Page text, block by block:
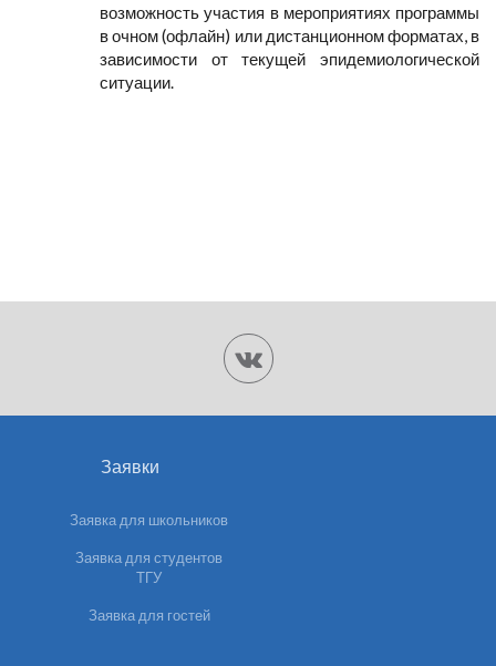
возможность участия в мероприятиях программы
в очном (офлайн) или дистанционном форматах, в
зависимости от текущей эпидемиологической
ситуации.
Заявки
Заявка для школьников
Заявка для студентов
ТГУ
Заявка для гостей